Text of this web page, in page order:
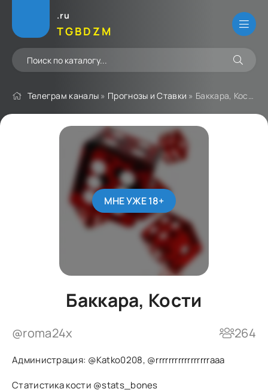
.ru
TGBDZM
Телеграм каналы » Прогнозы и Ставки » Баккара, Кости
Баккара, Кости
@roma24x 264
Администрация: @Katko0208, @rrrrrrrrrrrrrrrrraaa
Статистика кости @stats_bones
МНЕ УЖЕ 18+